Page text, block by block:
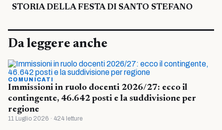
STORIA DELLA FESTA DI SANTO STEFANO
Da leggere anche
COMUNICATI
Immissioni in ruolo docenti 2026/27: ecco il
contingente, 46.642 posti e la suddivisione per
regione
11 Luglio 2026 · 424 letture